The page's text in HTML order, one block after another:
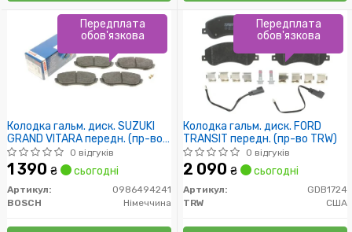
Колодка гальм. диск. SUZUKI
GRAND VITARA передн. (пр-во
Bosch)
0 відгуків
1 390 ₴ сьогодні
Артикул:
0986494241
BOSCH
Німеччина
Передплата
обов'язкова
Колодка гальм. диск. FORD
TRANSIT передн. (пр-во TRW)
0 відгуків
2 090 ₴ сьогодні
Артикул:
GDB1724
TRW
США
Передплата
обов'язкова